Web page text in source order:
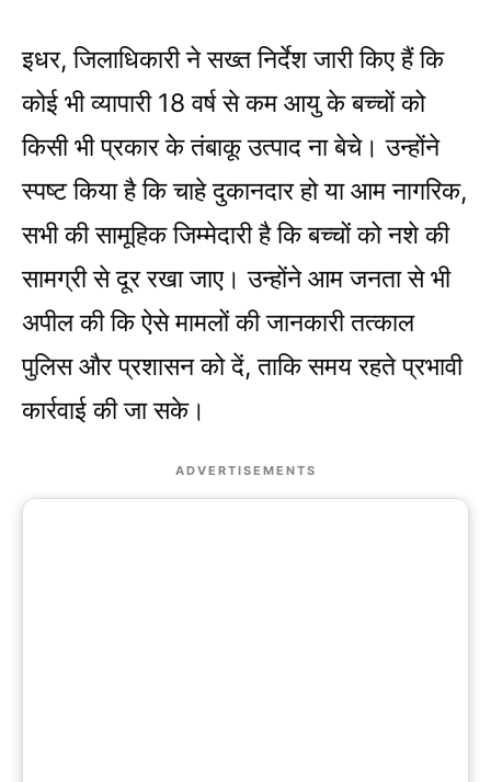
इधर, जिलाधिकारी ने सख्त निर्देश जारी किए हैं कि
कोई भी व्यापारी 18 वर्ष से कम आयु के बच्चों को
किसी भी प्रकार के तंबाकू उत्पाद ना बेचे। उन्होंने
स्पष्ट किया है कि चाहे दुकानदार हो या आम नागरिक,
सभी की सामूहिक जिम्मेदारी है कि बच्चों को नशे की
सामग्री से दूर रखा जाए। उन्होंने आम जनता से भी
अपील की कि ऐसे मामलों की जानकारी तत्काल
पुलिस और प्रशासन को दें, ताकि समय रहते प्रभावी
कार्रवाई की जा सके।
ADVERTISEMENTS